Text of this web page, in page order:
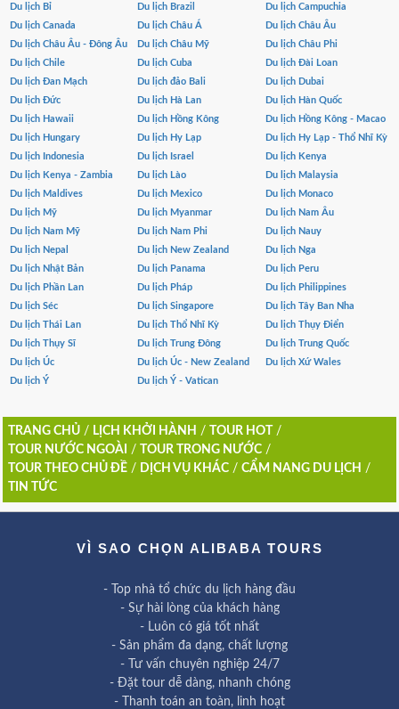
Du lịch Bỉ
Du lịch Brazil
Du lịch Campuchia
Du lịch Canada
Du lịch Châu Á
Du lịch Châu Âu
Du lịch Châu Âu - Đông Âu
Du lịch Châu Mỹ
Du lịch Châu Phi
Du lịch Chile
Du lịch Cuba
Du lịch Đài Loan
Du lịch Đan Mạch
Du lịch đảo Bali
Du lịch Dubai
Du lịch Đức
Du lịch Hà Lan
Du lịch Hàn Quốc
Du lịch Hawaii
Du lịch Hồng Kông
Du lịch Hồng Kông - Macao
Du lịch Hungary
Du lịch Hy Lạp
Du lịch Hy Lạp - Thổ Nhĩ Kỳ
Du lịch Indonesia
Du lịch Israel
Du lịch Kenya
Du lịch Kenya - Zambia
Du lịch Lào
Du lịch Malaysia
Du lịch Maldives
Du lịch Mexico
Du lịch Monaco
Du lịch Mỹ
Du lịch Myanmar
Du lịch Nam Âu
Du lịch Nam Mỹ
Du lịch Nam Phi
Du lịch Nauy
Du lịch Nepal
Du lịch New Zealand
Du lịch Nga
Du lịch Nhật Bản
Du lịch Panama
Du lịch Peru
Du lịch Phần Lan
Du lịch Pháp
Du lịch Philippines
Du lịch Séc
Du lịch Singapore
Du lịch Tây Ban Nha
Du lịch Thái Lan
Du lịch Thổ Nhĩ Kỳ
Du lịch Thụy Điển
Du lịch Thụy Sĩ
Du lịch Trung Đông
Du lịch Trung Quốc
Du lịch Úc
Du lịch Úc - New Zealand
Du lịch Xứ Wales
Du lịch Ý
Du lịch Ý - Vatican
TRANG CHỦ/ LỊCH KHỞI HÀNH / TOUR HOT/
TOUR NƯỚC NGOÀI
/ TOUR TRONG NƯỚC/
TOUR THEO CHỦ ĐỀ/ DỊCH VỤ KHÁC/ CẨM NANG DU LỊCH /
TIN TỨC
VÌ SAO CHỌN ALIBABA TOURS
- Top nhà tổ chức du lịch hàng đầu
- Sự hài lòng của khách hàng
- Luôn có giá tốt nhất
- Sản phẩm đa dạng, chất lượng
- Tư vấn chuyên nghiệp 24/7
- Đặt tour dễ dàng, nhanh chóng
- Thanh toán an toàn, linh hoạt